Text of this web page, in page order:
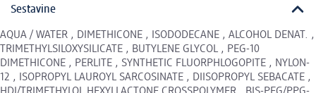
Sestavine
AQUA / WATER , DIMETHICONE , ISODODECANE , ALCOHOL DENAT. ,
TRIMETHYLSILOXYSILICATE , BUTYLENE GLYCOL , PEG-10
DIMETHICONE , PERLITE , SYNTHETIC FLUORPHLOGOPITE , NYLON-
12 , ISOPROPYL LAUROYL SARCOSINATE , DIISOPROPYL SEBACATE ,